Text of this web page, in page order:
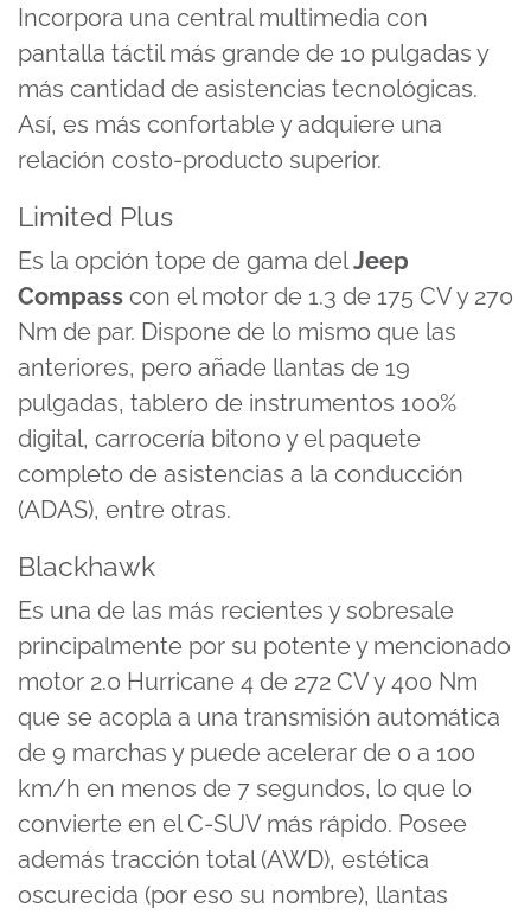
Incorpora una central multimedia con
pantalla táctil más grande de 10 pulgadas y
más cantidad de asistencias tecnológicas.
Así, es más confortable y adquiere una
relación costo-producto superior.
Limited Plus
Es la opción tope de gama delJeep
Compass con el motor de 1.3 de 175 CV y 270
Nm de par. Dispone de lo mismo que las
anteriores, pero añade llantas de 19
pulgadas, tablero de instrumentos 100%
digital, carrocería bitono y el paquete
completo de asistencias a la conducción
(ADAS), entre otras.
Blackhawk
Es una de las más recientes y sobresale
principalmente por su potente y mencionado
motor 2.0 Hurricane 4 de 272 CV y 400 Nm
que se acopla a una transmisión automática
de 9 marchas y puede acelerar de 0 a 100
km/h en menos de 7 segundos, lo que lo
convierte en el C-SUV más rápido. Posee
además tracción total (AWD), estética
oscurecida (por eso su nombre), llantas